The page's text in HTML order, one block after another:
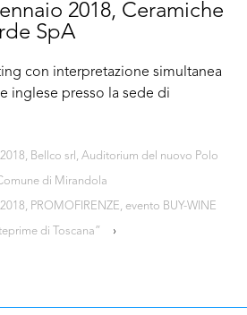
2018, Ceramiche
SpA
con interpretazione simultanea
inglese presso la sede di
Bellco srl, Auditorium del nuovo Polo
di Mirandola
PROMOFIRENZE, evento BUY-WINE
di Toscana” ›